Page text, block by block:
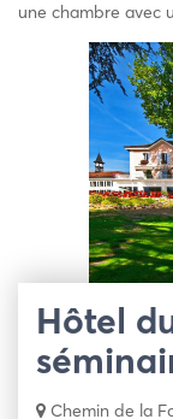
une chambre avec
Hôtel
Chemin de la